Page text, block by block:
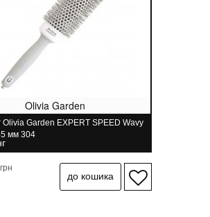
Olivia Garden
Olivia Garden EXPERT SPEED Wavy
мм 304
грн